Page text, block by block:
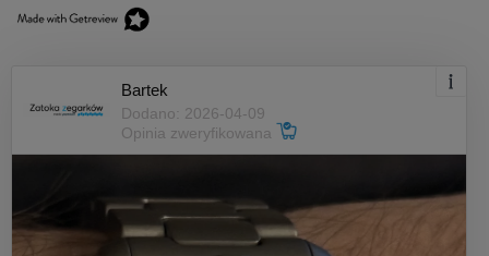
Bartek
Dodano: 2026-04-09
Opinia zweryfikowana